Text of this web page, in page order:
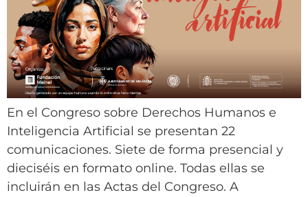
En el Congreso sobre Derechos Humanos e
Inteligencia Artificial se presentan 22
comunicaciones. Siete de forma presencial y
dieciséis en formato online. Todas ellas se
incluirán en las Actas del Congreso. A